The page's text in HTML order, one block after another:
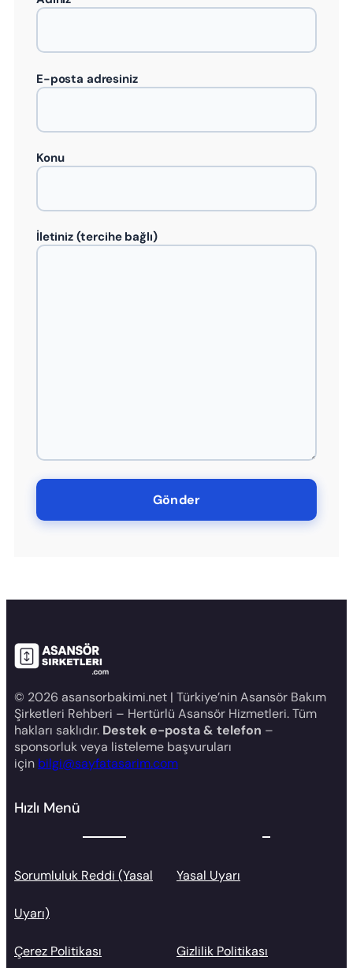
E-posta adresiniz
Konu
İletiniz (tercihe bağlı)
© 2026 asansorbakimi.net | Türkiye’nin Asansör Bakım
Şirketleri Rehberi – Hertürlü Asansör Hizmetleri. Tüm
hakları saklıdır. Destek e-posta & telefon –
sponsorluk veya listeleme başvuruları
için bilgi@sayfatasarim.com
Hızlı Menü
Sorumluluk Reddi (Yasal
Uyarı)
Yasal Uyarı
Çerez Politikası Gizlilik Politikası